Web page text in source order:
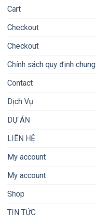
Cart
Checkout
Checkout
Chính sách quy định chung
Contact
Dịch Vụ
DỰ ÁN
LIÊN HỆ
My account
My account
Shop
TIN TỨC